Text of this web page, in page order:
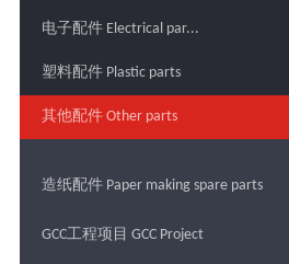
电子配件 Electrical par...
塑料配件 Plastic parts
其他配件 Other parts
造纸配件 Paper making spare parts
GCC工程项目 GCC Project